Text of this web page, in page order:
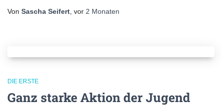
Von Sascha Seifert , vor 2 Monaten
DIE ERSTE
Ganz starke Aktion der Jugend